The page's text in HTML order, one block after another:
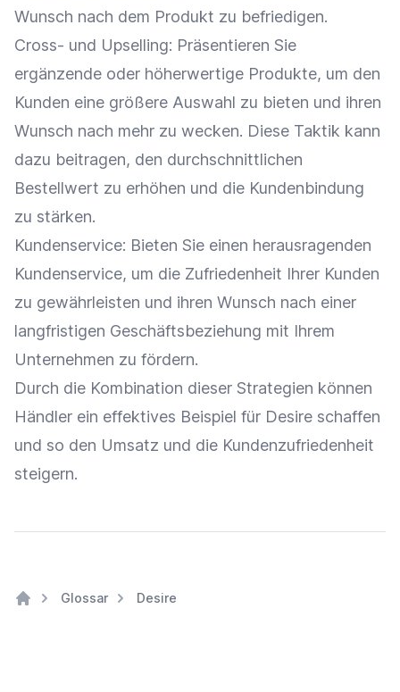
Wunsch nach dem Produkt zu befriedigen.
Cross- und Upselling: Präsentieren Sie
ergänzende oder höherwertige Produkte, um den
Kunden eine größere Auswahl zu bieten und ihren
Wunsch nach mehr zu wecken. Diese Taktik kann
dazu beitragen, den durchschnittlichen
Bestellwert zu erhöhen und die Kundenbindung
zu stärken.
Kundenservice: Bieten Sie einen herausragenden
Kundenservice, um die Zufriedenheit Ihrer Kunden
zu gewährleisten und ihren Wunsch nach einer
langfristigen Geschäftsbeziehung mit Ihrem
Unternehmen zu fördern.
Durch die Kombination dieser Strategien können
Händler ein effektives Beispiel für Desire schaffen
und so den Umsatz und die Kundenzufriedenheit
steigern.
Glossar Desire